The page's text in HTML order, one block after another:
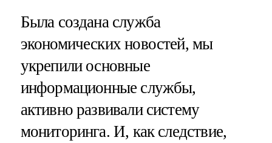
Была создана служба
экономических новостей, мы
укрепили основные
информационные службы,
активно развивали систему
мониторинга. И, как следствие,